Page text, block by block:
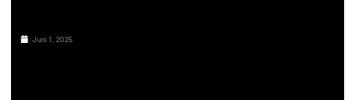
Juni 1, 2025